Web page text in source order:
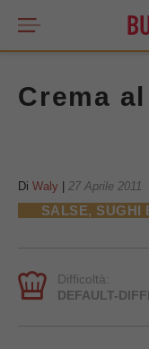
Crema
Di Waly 27 Aprile 2011
SALSE, SUGHI
Difficoltà:
DEFAULT-